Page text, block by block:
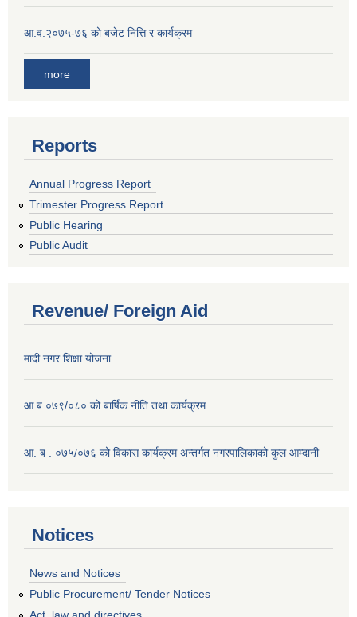
आ.व.२०७५-७६ को बजेट नित्ति र कार्यक्रम
more
Reports
Annual Progress Report
Trimester Progress Report
Public Hearing
Public Audit
Revenue/ Foreign Aid
मादी नगर शिक्षा योजना
आ.ब.०७९/०८० को बार्षिक नीति तथा कार्यक्रम
आ. ब . ०७५/०७६ को विकास कार्यक्रम अन्तर्गत नगरपालिकाको कुल आम्दानी
Notices
News and Notices
Public Procurement/ Tender Notices